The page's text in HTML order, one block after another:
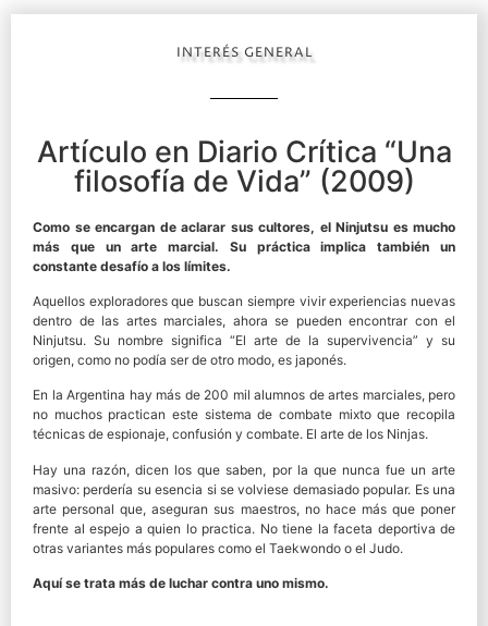
INTERÉS GENERAL
Artículo en Diario Crítica “Una
filosofía de Vida” (2009)
Como se encargan de aclarar sus cultores, el Ninjutsu es mucho
más que un arte marcial. Su práctica implica también un
constante desafío a los límites.
Aquellos exploradores que buscan siempre vivir experiencias nuevas
dentro de las artes marciales, ahora se pueden encontrar con el
Ninjutsu. Su nombre significa “El arte de la supervivencia” y su
origen, como no podía ser de otro modo, es japonés.
En la Argentina hay más de 200 mil alumnos de artes marciales, pero
no muchos practican este sistema de combate mixto que recopila
técnicas de espionaje, confusión y combate. El arte de los Ninjas.
Hay una razón, dicen los que saben, por la que nunca fue un arte
masivo: perdería su esencia si se volviese demasiado popular. Es una
arte personal que, aseguran sus maestros, no hace más que poner
frente al espejo a quien lo practica. No tiene la faceta deportiva de
otras variantes más populares como el Taekwondo o el Judo.
Aquí se trata más de luchar contra uno mismo.